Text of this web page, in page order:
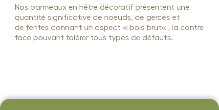
Nos panneaux en hêtre décoratif présentent une
quantité significative de noeuds, de gerces et
de fentes donnant un aspect « bois brut« , la contre
face pouvant tolérer tous types de défauts.